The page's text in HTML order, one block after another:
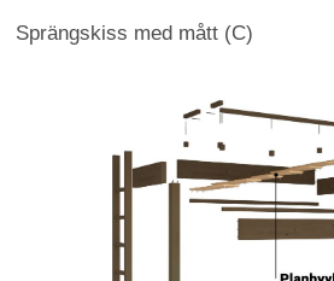
Sprängskiss med mått (C)